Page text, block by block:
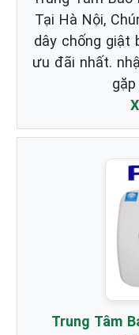
Tại Hà Nội,
dây chống giật
ưu đãi nhất.
Trung Tâm